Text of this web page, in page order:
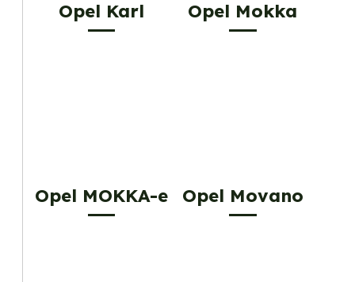
Opel Karl Opel Mokka
Opel MOKKA-e Opel Movano